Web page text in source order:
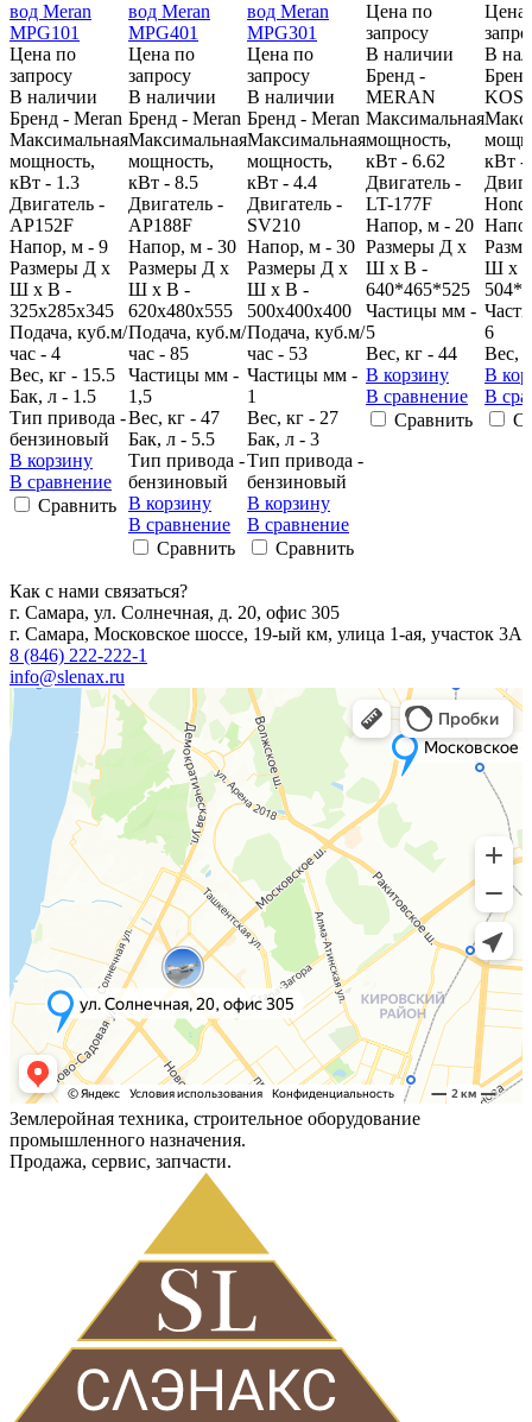
Цена по
запросу
В наличии
Бренд - Meran
Максимальная
мощность,
кВт - 1.3
Двигатель -
AP152F
Напор, м - 9
Размеры Д х
Ш х В -
325x285x345
Подача, куб.м/
час - 4
Вес, кг - 15.5
Бак, л - 1.5
Тип привода -
бензиновый
В корзину
В сравнение
Сравнить
Цена по
запросу
В наличии
Бренд - Meran
Максимальная
мощность,
кВт - 8.5
Двигатель -
AP188F
Напор, м - 30
Размеры Д х
Ш х В -
620х480х555
Подача, куб.м/
час - 85
Частицы мм -
1,5
Вес, кг - 47
Бак, л - 5.5
Тип привода -
бензиновый
В корзину
В сравнение
Сравнить
Цена по
запросу
В наличии
Бренд - Meran
Максимальная
мощность,
кВт - 4.4
Двигатель -
SV210
Напор, м - 30
Размеры Д х
Ш х В -
500х400х400
Подача, куб.м/
час - 53
Частицы мм -
1
Вес, кг - 27
Бак, л - 3
Тип привода -
бензиновый
В корзину
В сравнение
Сравнить
Цена по
запросу
В наличии
Бренд -
MERAN
Максимальная
мощность,
кВт - 6.62
Двигатель -
LT-177F
Напор, м - 20
Размеры Д х
Ш х В -
640*465*525
Частицы мм -
5
Вес, кг - 44
В корзину
В сравнение
Сравнить
Цена
В
кВт -
Ш х
6
Вес,
В
В
Как с нами связаться?
г. Самара, ул. Солнечная, д. 20, офис 305
г. Самара, Московское шоссе, 19-ый км, улица 1-ая, участок 3А
8 (846) 222-222-1
info@slenax.ru
Землеройная техника, строительное оборудование
промышленного назначения.
Продажа, сервис, запчасти.